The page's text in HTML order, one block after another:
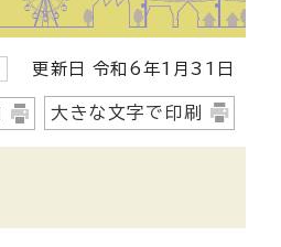
更新日 令和6年1月31日
大きな文字で印刷